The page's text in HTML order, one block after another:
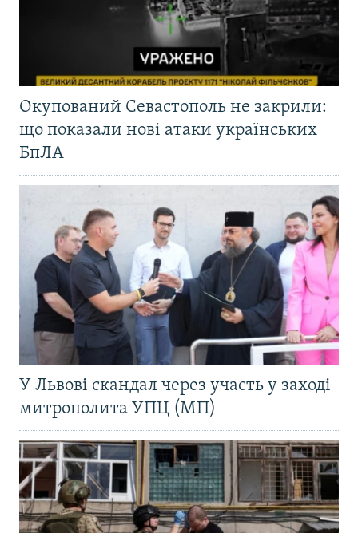
Окупований Севастополь не закрили:
що показали нові атаки українських
БпЛА
У Львові скандал через участь у заході
митрополита УПЦ (МП)